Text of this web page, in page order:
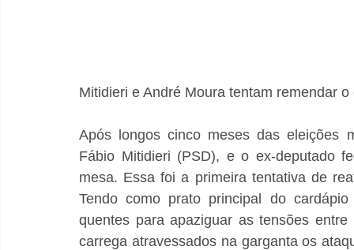
Mitidieri e André Moura tentam remendar
Após longos cinco meses das eleições
Fábio Mitidieri (PSD), e o ex-deputado
mesa. Essa foi a primeira tentativa de
Tendo como prato principal do
quentes para apaziguar as tensões
carrega atravessados na garganta os